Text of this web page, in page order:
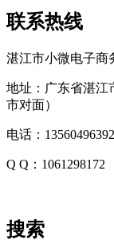
联系热线
湛江市小微电子商
地址：广东省湛江
市对面）
电话：
Q Q：1061298172
搜索